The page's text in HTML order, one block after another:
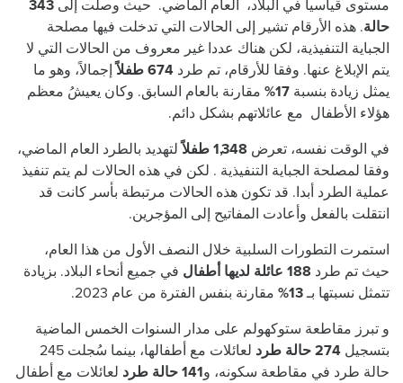
مستوى قياسيا في البلاد، العام الماضي. حيث وصلت إلى 343
حالة. هذه الأرقام تشير إلى الحالات التي تدخلت فيها مصلحة
الجباية التنفيذية، لكن هناك عددا غير معروف من الحالات التي لا
يتم الإبلاغ عنها. وفقا للأرقام، تم طرد 674 طفلاً
إجمالاً، وهو ما
يمثل زيادة بنسبة 17%
مقارنة بالعام السابق. وكان يعيشُ معظم
هؤلاء الأطفال مع عائلاتهم بشكل دائم.
في الوقت نفسه، تعرض 1,348 طفلاً
لتهديد بالطرد العام الماضي،
وفقا لمصلحة الجباية التنفيذية . لكن في هذه الحالات لم يتم تنفيذ
عملية الطرد أبدا. قد تكون هذه الحالات مرتبطة بأسر كانت قد
انتقلت بالفعل وأعادت المفاتيح إلى المؤجرين.
استمرت التطورات السلبية خلال النصف الأول من هذا العام،
حيث تم طرد 188 عائلة لديها أطفال
في جميع أنحاء البلاد. بزيادة
تتمثل نسبتها بـ13%
مقارنة بنفس الفترة من عام 2023.
و تبرز مقاطعة ستوكهولم على مدار السنوات الخمس الماضية
بتسجيل 274 حالة طرد
لعائلات مع أطفالها، بينما سُجلت 245
حالة طرد في مقاطعة سكونه، و141 حالة طرد
لعائلات مع أطفال